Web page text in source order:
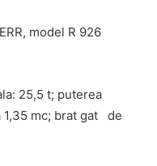
model R 926
25,5 t; puterea
1,35 mc; brat gat de